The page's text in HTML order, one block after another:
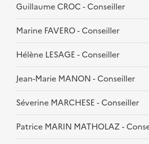
Guillaume CROC - Conseiller
Marine FAVERO - Conseiller
Hélène LESAGE - Conseiller
Jean-Marie MANON - Conseiller
Séverine MARCHESE - Conseiller
Patrice MARIN MATHOLAZ -